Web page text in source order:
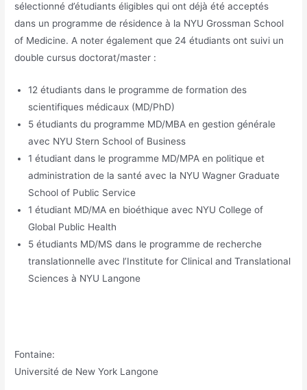
sélectionné d’étudiants éligibles qui ont déjà été acceptés
dans un programme de résidence à la NYU Grossman School
of Medicine. A noter également que 24 étudiants ont suivi un
double cursus doctorat/master :
12 étudiants dans le programme de formation des
scientifiques médicaux (MD/PhD)
5 étudiants du programme MD/MBA en gestion générale
avec NYU Stern School of Business
1 étudiant dans le programme MD/MPA en politique et
administration de la santé avec la NYU Wagner Graduate
School of Public Service
1 étudiant MD/MA en bioéthique avec NYU College of
Global Public Health
5 étudiants MD/MS dans le programme de recherche
translationnelle avec l’Institute for Clinical and Translational
Sciences à NYU Langone
Fontaine:
Université de New York Langone